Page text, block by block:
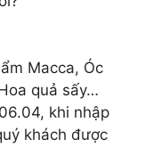
Macca, Óc
quả sấy…
khi nhập
khách được